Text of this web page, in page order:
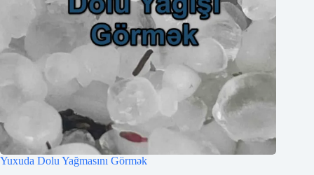
Yuxuda Dolu Yağmasını Görmək